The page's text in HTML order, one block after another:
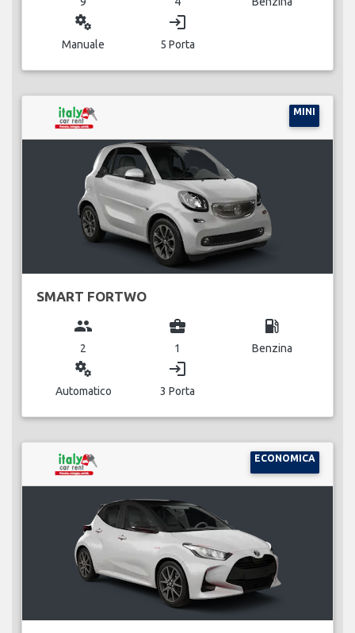
miscellaneous_services
Manuale
login
5 Porta
MINI
SMART FORTWO
group
2
business_center
1
local_gas_station
Benzina
miscellaneous_services
Automatico
login
3 Porta
ECONOMICA